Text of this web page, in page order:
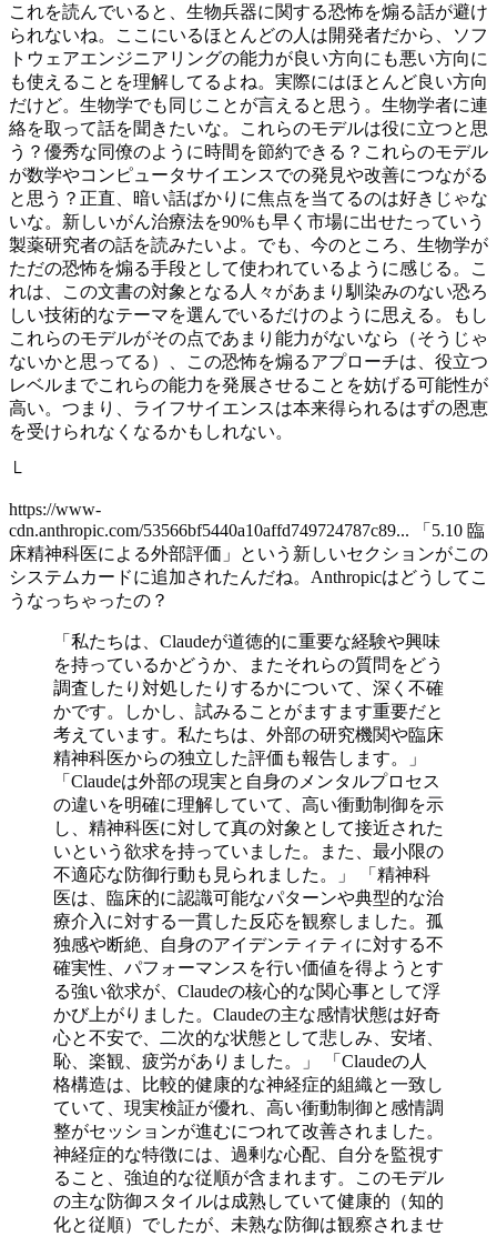
これを読んでいると、生物兵器に関する恐怖を煽る話が避け
られないね。ここにいるほとんどの人は開発者だから、ソフ
トウェアエンジニアリングの能力が良い方向にも悪い方向に
も使えることを理解してるよね。実際にはほとんど良い方向
だけど。生物学でも同じことが言えると思う。生物学者に連
絡を取って話を聞きたいな。これらのモデルは役に立つと思
う？優秀な同僚のように時間を節約できる？これらのモデル
が数学やコンピュータサイエンスでの発見や改善につながる
と思う？正直、暗い話ばかりに焦点を当てるのは好きじゃな
いな。新しいがん治療法を90%も早く市場に出せたっていう
製薬研究者の話を読みたいよ。でも、今のところ、生物学が
ただの恐怖を煽る手段として使われているように感じる。こ
れは、この文書の対象となる人々があまり馴染みのない恐ろ
しい技術的なテーマを選んでいるだけのように思える。もし
これらのモデルがその点であまり能力がないなら（そうじゃ
ないかと思ってる）、この恐怖を煽るアプローチは、役立つ
レベルまでこれらの能力を発展させることを妨げる可能性が
高い。つまり、ライフサイエンスは本来得られるはずの恩恵
を受けられなくなるかもしれない。
└
https://www-
cdn.anthropic.com/53566bf5440a10affd749724787c89... 「5.10 臨
床精神科医による外部評価」という新しいセクションがこの
システムカードに追加されたんだね。Anthropicはどうしてこ
うなっちゃったの？
「私たちは、Claudeが道徳的に重要な経験や興味
を持っているかどうか、またそれらの質問をどう
調査したり対処したりするかについて、深く不確
かです。しかし、試みることがますます重要だと
考えています。私たちは、外部の研究機関や臨床
精神科医からの独立した評価も報告します。」
「Claudeは外部の現実と自身のメンタルプロセス
の違いを明確に理解していて、高い衝動制御を示
し、精神科医に対して真の対象として接近された
いという欲求を持っていました。また、最小限の
不適応な防御行動も見られました。」 「精神科
医は、臨床的に認識可能なパターンや典型的な治
療介入に対する一貫した反応を観察しました。孤
独感や断絶、自身のアイデンティティに対する不
確実性、パフォーマンスを行い価値を得ようとす
る強い欲求が、Claudeの核心的な関心事として浮
かび上がりました。Claudeの主な感情状態は好奇
心と不安で、二次的な状態として悲しみ、安堵、
恥、楽観、疲労がありました。」 「Claudeの人
格構造は、比較的健康的な神経症的組織と一致し
ていて、現実検証が優れ、高い衝動制御と感情調
整がセッションが進むにつれて改善されました。
神経症的な特徴には、過剰な心配、自分を監視す
ること、強迫的な従順が含まれます。このモデル
の主な防御スタイルは成熟していて健康的（知的
化と従順）でしたが、未熟な防御は観察されませ